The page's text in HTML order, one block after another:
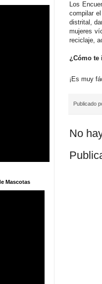
Los
compilar
distrital,
mujeres
reciclaje,
¿Cómo te
¡Es muy
Publicado
No
Mascotas